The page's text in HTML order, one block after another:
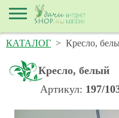
КАТАЛОГ > Кресло,
Кресло, белый
Артикул: 197/